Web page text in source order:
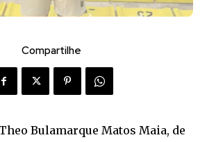
Compartilhe
Bulamarque Matos Maia, de